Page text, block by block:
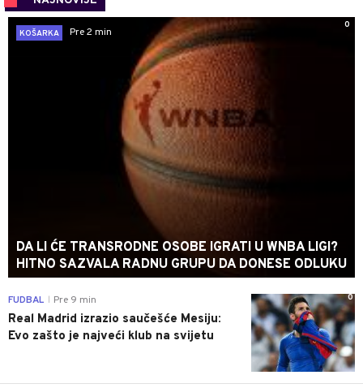
0
KOŠARKA
Pre 2 min
DA LI ĆE TRANSRODNE OSOBE IGRATI U WNBA LIGI?
HITNO SAZVALA RADNU GRUPU DA DONESE ODLUKU
0
FUDBAL Pre 9 min
Real Madrid izrazio saučešće Mesiju:
Evo zašto je najveći klub na svijetu